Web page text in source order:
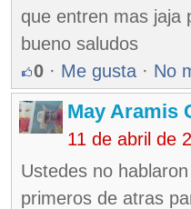
que entren mas jaja
bueno saludos
0 · Me gusta · No
May Aramis
11 de abril de
Ustedes no
primeros de atras